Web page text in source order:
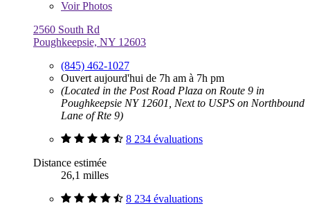
VoirPhotos
2560 South Rd
Poughkeepsie, NY 12603
(845) 462-1027
Ouvert aujourd'hui de 7h am à 7h pm
(Located in the Post Road Plaza on Route 9 in
Poughkeepsie NY 12601, Next to USPS on Northbound
Lane of Rte 9)
8 234 évaluations
Distance estimée
26,1 milles
8 234 évaluations